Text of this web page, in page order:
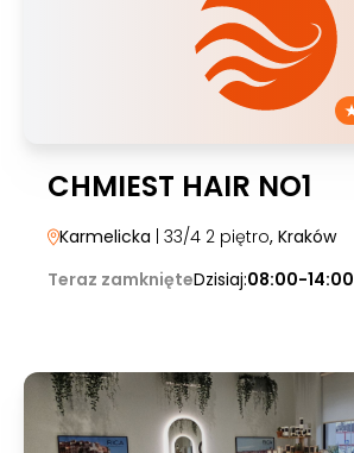
CHMIEST HAIR NO1
Karmelicka | 33/4 2 piętro, Kraków
Teraz zamknięteDzisiaj:08:00-14:00